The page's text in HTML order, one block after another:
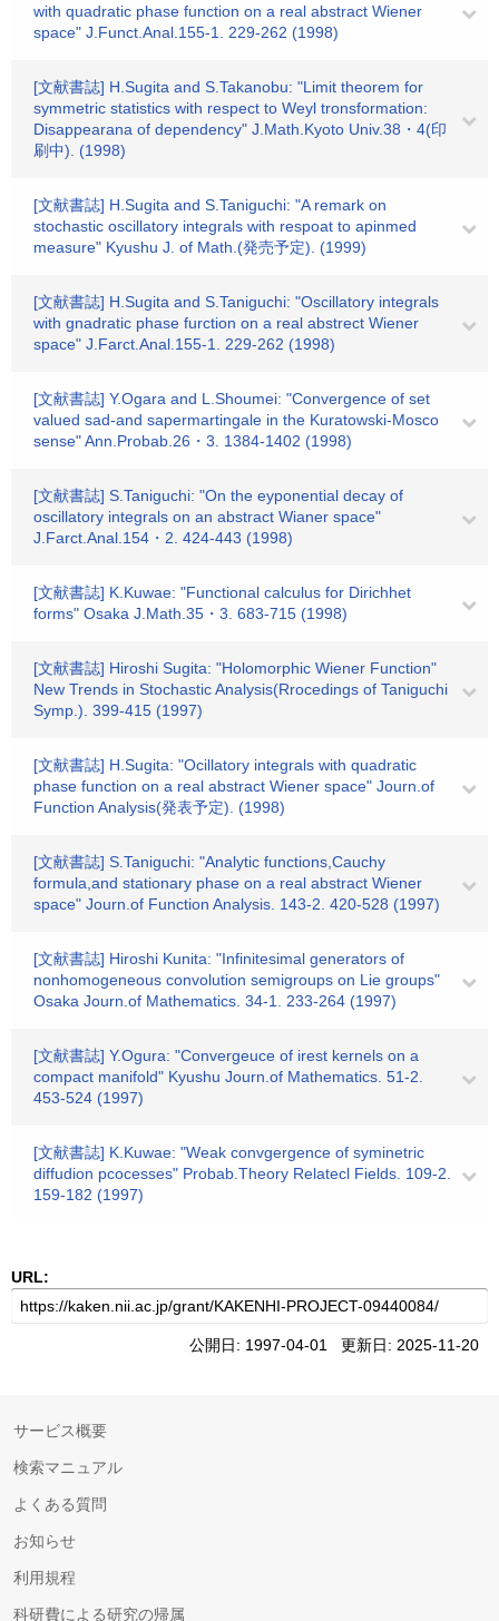
with quadratic phase function on a real abstract Wiener
space" J.Funct.Anal.155-1. 229-262 (1998)
[文献書誌] H.Sugita and S.Takanobu: "Limit theorem for
symmetric statistics with respect to Weyl tronsformation:
Disappearana of dependency" J.Math.Kyoto Univ.38・4(印
刷中). (1998)
[文献書誌] H.Sugita and S.Taniguchi: "A remark on
stochastic oscillatory integrals with respoat to apinmed
measure" Kyushu J. of Math.(発売予定). (1999)
[文献書誌] H.Sugita and S.Taniguchi: "Oscillatory integrals
with gnadratic phase furction on a real abstrect Wiener
space" J.Farct.Anal.155-1. 229-262 (1998)
[文献書誌] Y.Ogara and L.Shoumei: "Convergence of set
valued sad-and sapermartingale in the Kuratowski-Mosco
sense" Ann.Probab.26・3. 1384-1402 (1998)
[文献書誌] S.Taniguchi: "On the eyponential decay of
oscillatory integrals on an abstract Wianer space"
J.Farct.Anal.154・2. 424-443 (1998)
[文献書誌] K.Kuwae: "Functional calculus for Dirichhet
forms" Osaka J.Math.35・3. 683-715 (1998)
[文献書誌] Hiroshi Sugita: "Holomorphic Wiener Function"
New Trends in Stochastic Analysis(Rrocedings of Taniguchi
Symp.). 399-415 (1997)
[文献書誌] H.Sugita: "Ocillatory integrals with quadratic
phase function on a real abstract Wiener space" Journ.of
Function Analysis(発表予定). (1998)
[文献書誌] S.Taniguchi: "Analytic functions,Cauchy
formula,and stationary phase on a real abstract Wiener
space" Journ.of Function Analysis. 143-2. 420-528 (1997)
[文献書誌] Hiroshi Kunita: "Infinitesimal generators of
nonhomogeneous convolution semigroups on Lie groups"
Osaka Journ.of Mathematics. 34-1. 233-264 (1997)
[文献書誌] Y.Ogura: "Convergeuce of irest kernels on a
compact manifold" Kyushu Journ.of Mathematics. 51-2.
453-524 (1997)
[文献書誌] K.Kuwae: "Weak convgergence of syminetric
diffudion pcocesses" Probab.Theory Relatecl Fields. 109-2.
159-182 (1997)
URL:
公開日: 1997-04-01 更新日: 2025-11-20
サービス概要
検索マニュアル
よくある質問
お知らせ
利用規程
科研費による研究の帰属